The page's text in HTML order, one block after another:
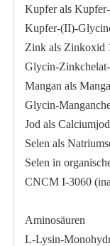
Kupfer als
Kupfer-(II)-
Zink als Zinkoxid
Glycin-
Mangan als
Glycin-
Jod als
Selen als
Selen in
CNCM I-3060
Aminosäuren
L-Lysin-